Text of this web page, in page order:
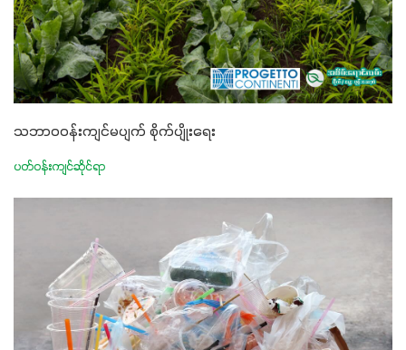
သဘာဝ၀န်းကျင်မပျက် စိုက်ပျိုးရေး
ပတ်ဝန်းကျင်ဆိုင်ရာ